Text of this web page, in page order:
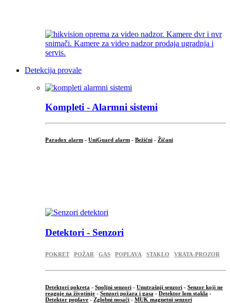
Detekcija provale
Kompleti - Alarmni sistemi
Paradox alarm - UniGuard alarm - Bežični - Žičani
Detektori - Senzori
POKRET POŽAR GAS POPLAVA STAKLO VRATA-PROZOR
Detektori pokreta - Spoljni senzori - Unutrašnji senzori - Senzor koji ne
reaguje na životinje - Senzori požara i gasa - Detektor lom stakla -
Detektor poplave - Zglobni nosači - MUK magnetni senzori